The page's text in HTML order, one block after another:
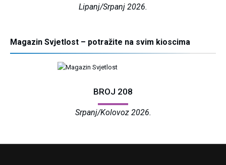
Lipanj/Srpanj 2026.
Magazin Svjetlost – potražite na svim kioscima
BROJ 208
Srpanj/Kolovoz 2026.